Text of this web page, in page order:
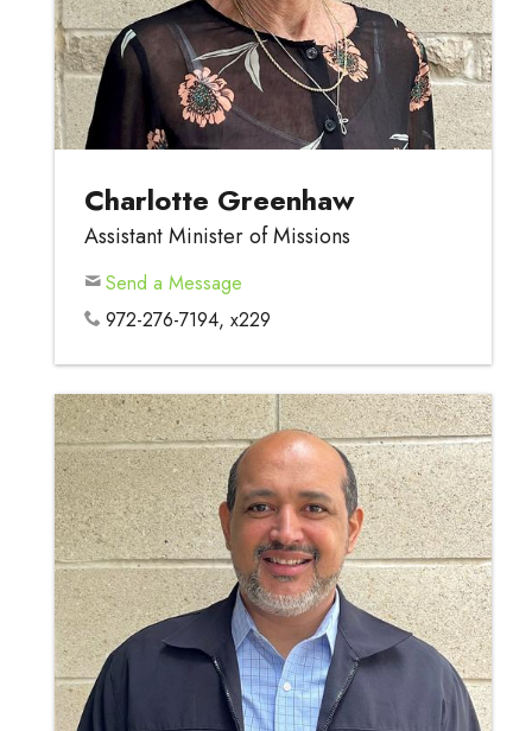
Charlotte Greenhaw
Assistant Minister of Missions
Send a Message
972-276-7194, x229